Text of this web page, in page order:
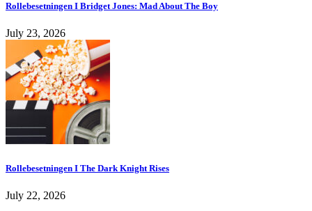
Rollebesetningen I Bridget Jones: Mad About The Boy
July 23, 2026
Rollebesetningen I The Dark Knight Rises
July 22, 2026